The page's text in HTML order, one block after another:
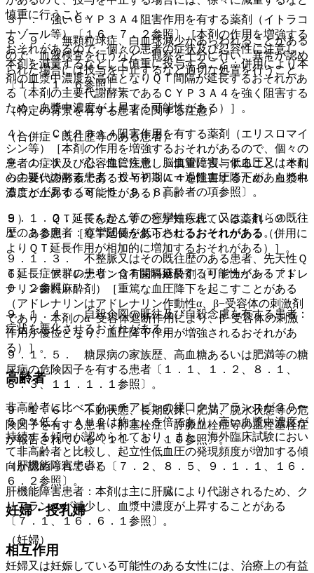
３）． 強いＣＹＰ３Ａ４阻害作用を有する薬剤（イトラコ
ナゾール等）〔１６．７．２参照〕［本剤の作用を増強する
おそれがあるので、個々の患者の症状及び忍容性に注意し、
本剤を減量するなどして慎重に投与すること；併用により本
剤の血漿中濃度が高値となりＱＴ間隔が延長するおそれがあ
る（本剤の主要代謝酵素であるＣＹＰ３Ａ４を強く阻害する
ため、血漿中濃度が上昇する可能性がある）］。
４）． ＣＹＰ３Ａ４阻害作用を有する薬剤（エリスロマイ
シン等）［本剤の作用を増強するおそれがあるので、個々の
患者の症状及び忍容性に注意し、慎重に投与すること（本剤
の主要代謝酵素であるＣＹＰ３Ａ４を阻害するため、血漿中
濃度が上昇する可能性がある）］。
５）． ＱＴ延長を起こすことが知られている薬剤〔９．
１．３参照〕［ＱＴ延長があらわれるおそれがある（併用に
よりＱＴ延長作用が相加的に増加するおそれがある）］。
６）． アドレナリン含有歯科麻酔剤（リドカイン・アドレ
ナリン歯科麻酔剤）［重篤な血圧降下を起こすことがある
（アドレナリンはアドレナリン作動性α、β−受容体の刺激剤
であり、本剤のα−受容体遮断作用により、β−受容体の刺激
作用が優位となり、血圧降下作用が増強されるおそれがあ
る）］。
高齢者
非高齢者に比べてクエチアピンの経口クリアランスが３０〜
５０％低く、ＡＵＣは約１．５倍であり、高い血漿中濃度が
持続する傾向が認められており、また、海外臨床試験におい
て非高齢者と比較し、起立性低血圧の発現頻度が増加する傾
向が認められている〔７．２、８．５、９．１．１、１６．
６．２参照〕。
妊婦・授乳婦
（妊婦）
妊婦又は妊娠している可能性のある女性には、治療上の有益
慎重に行うこと。
８．９． 無顆粒球症、白血球減少があらわれることがある
ので、血液検査を行うなど、観察を十分に行い、異常が認め
られた場合には投与を中止するなど適切な処置を行うこと
〔１１．１．６参照〕。
（特定の背景を有する患者に関する注意）
（合併症・既往歴等のある患者）
９．１．１． 心・血管疾患、脳血管障害、低血圧又はそれ
らの疑いのある患者：投与初期に一過性血圧降下があらわれ
ることがある〔８．５、９．８高齢者の項参照〕。
９．１．２． てんかん等の痙攣性疾患、又はこれらの既往
歴のある患者：痙攣閾値を低下させるおそれがある。
９．１．３． 不整脈又はその既往歴のある患者、先天性Ｑ
Ｔ延長症候群の患者：ＱＴ間隔延長する可能性がある〔１
０．２参照〕。
９．１．４． 自殺企図の既往及び自殺念慮を有する患者：
症状を悪化させるおそれがある。
９．１．５． 糖尿病の家族歴、高血糖あるいは肥満等の糖
尿病の危険因子を有する患者〔１．１、１．２、８．１、
８．３、１１．１．１参照〕。
９．１．６． 不動状態、長期臥床、肥満、脱水状態等の危
険因子を有する患者：肺塞栓症、静脈血栓症等の血栓塞栓症
が報告されている〔１１．１．１０参照〕。
（肝機能障害患者）
肝機能障害患者：本剤は主に肝臓により代謝されるため、ク
リアランスが減少し、血漿中濃度が上昇することがある
〔７．１、１６．６．１参照〕。
相互作用